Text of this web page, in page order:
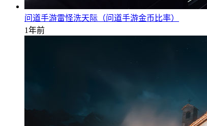
问道手游雷怪洗天际（问道手游金币比率）
1年前